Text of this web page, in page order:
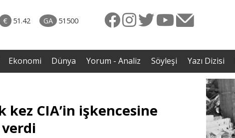
€ 51.42 GA 51500
Ekonomi Dünya Yorum - Analiz Söyleşi Yazı Dizisi
CIA’in işkencesine